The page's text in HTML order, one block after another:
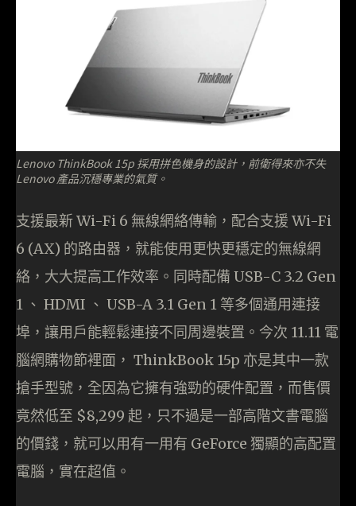
Lenovo ThinkBook 15p 採用拼色機身的設計，前衛得來亦不失
Lenovo 產品沉穩專業的氣質。
支援最新 Wi-Fi 6 無線網絡傳輸，配合支援 Wi-Fi
6 (AX) 的路由器，就能使用更快更穩定的無線網
絡，大大提高工作效率。同時配備 USB-C 3.2 Gen
1 、 HDMI 、 USB-A 3.1 Gen 1 等多個通用連接
埠，讓用戶能輕鬆連接不同周邊裝置。今次 11.11 電
腦網購物節裡面， ThinkBook 15p 亦是其中一款
搶手型號，全因為它擁有強勁的硬件配置，而售價
竟然低至 $8,299 起，只不過是一部高階文書電腦
的價錢，就可以用有一用有 GeForce 獨顯的高配置
電腦，實在超值。